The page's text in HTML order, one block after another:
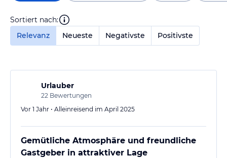
Sortiert nach:
Relevanz
Neueste Negativste Positivste
Urlauber
22 Bewertungen
Vor 1 Jahr • Alleinreisend im April 2025
Gemütliche Atmosphäre und freundliche
Gastgeber in attraktiver Lage